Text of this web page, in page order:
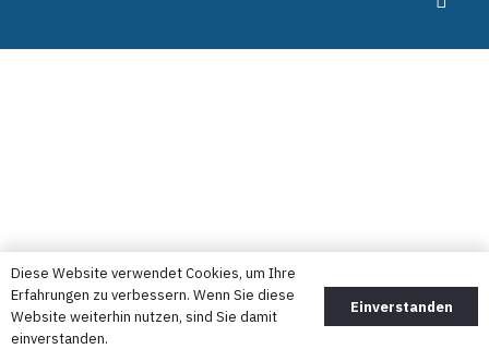
Diese Website verwendet Cookies, um Ihre
Erfahrungen zu verbessern. Wenn Sie diese
Website weiterhin nutzen, sind Sie damit
einverstanden.
Einverstanden